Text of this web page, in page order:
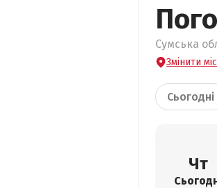
Сумська
Змінити
Сьогодні
Чт